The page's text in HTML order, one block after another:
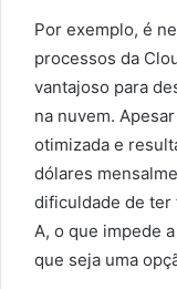
Por exemplo, é
processos da
vantajoso para
na nuvem.
otimizada e
dólares
dificuldade de
A, o que impede
que seja uma